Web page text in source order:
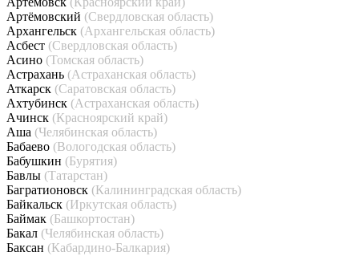
Артёмовский (Свердловская область)
Архангельск (Архангельская область)
Асбест (Свердловская область)
Асино (Томская область)
Астрахань (Астраханская область)
Аткарск (Саратовская область)
Ахтубинск (Астраханская область)
Ачинск (Красноярский край)
Аша (Челябинская область)
Бабаево (Вологодская область)
Бабушкин (Бурятия)
Бавлы (Татарстан)
Багратионовск (Калининградская область)
Байкальск (Иркутская область)
Баймак (Башкортостан)
Бакал (Челябинская область)
Баксан (Кабардино-Балкария)